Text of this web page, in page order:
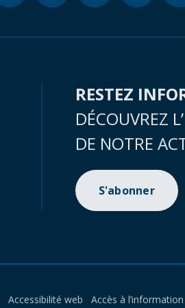
RESTEZ
DÉCOUVREZ
DE NOTRE
S'abonner
Accessibilité web Accès à l’information